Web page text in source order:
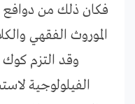
فكان ذلك من دوافع
الموروث الفقهي
وقد التزم كوك
الفيلولوجية